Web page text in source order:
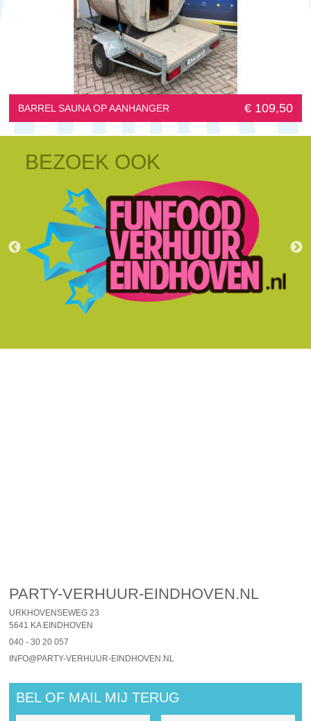
BARREL SAUNA OP AANHANGER € 109,50
BEZOEK OOK
PARTY-VERHUUR-EINDHOVEN.NL
URKHOVENSEWEG 23
5641 KA EINDHOVEN
040 - 30 20 057
INFO@PARTY-VERHUUR-EINDHOVEN.NL
BEL OF MAIL MIJ TERUG